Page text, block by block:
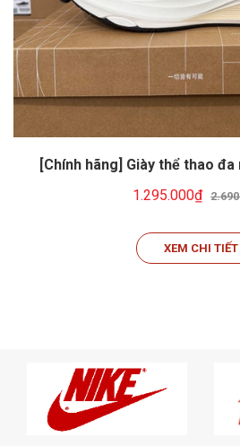
[Chính hãng] Giày thể thao đa
1.295.000₫
XEM CHI TIẾT